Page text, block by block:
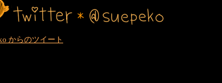
からのツイート